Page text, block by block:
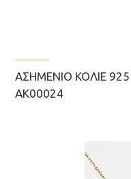
ΑΣΗΜΈΝΙΟ ΚΟΛΙΈ
ΑΚ00024